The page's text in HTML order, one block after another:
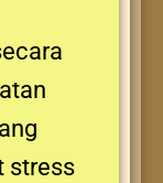
stress